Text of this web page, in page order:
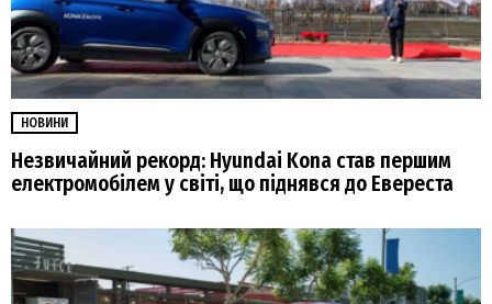
НОВИНИ
Незвичайний рекорд: Hyundai Kona став першим
електромобілем у світі, що піднявся до Евереста